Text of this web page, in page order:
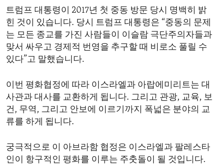
트럼프 대통령이 2017년 첫 중동 방문 당시 명백히 밝
힌 것이 있습니다. 당시 트럼프 대통령은 “중동의 문제
는 모든 종교를 가진 사람들이 이슬람 극단주의자들과
맞서 싸우고 경제적 번영을 추구할 때 비로소 풀릴 수
있다”고 말했습니다.
이번 평화협정에 따라 이스라엘과 아랍에미리트는 대
사관과 대사를 교환하게 됩니다. 그리고 관광, 교육, 보
건, 무역, 그리고 안보에 이르기까지 폭넓은 분야의 교
류를 하게 됩니다.
궁극적으로 이 아브라함 협정은 이스라엘과 팔레스타
인이 항구적인 평화를 이루는 주춧돌이 될 것입니다.